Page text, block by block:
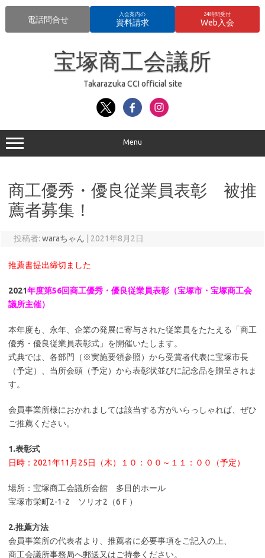
電話問合せ
入会案内の
資料請求
24時間受付
Web入会
宝塚商工会議所
Takarazuka CCI official site
Menu
商工優秀・優良従業員表彰 被推
薦者募集！
投稿者: waraちゃん 2021年8月2日
推薦書提出締切ました
2021年度第56回商工優秀・優良従業員表彰（宝塚市・宝塚商工会
議所主催）
本年度も、永年、企業の発展に寄与された従業員をたたえる「商工
優秀・優良従業員表彰式」を開催いたします。
式典では、各部門（※実施要領参照）から受賞者代表に宝塚市長
（予定）、当所会頭（予定）から表彰状並びに記念品を贈呈されま
す。
会員事業所様におかれましては該当する方がいらっしゃれば、ぜひ
ご推薦ください。
1.表彰式
日時：2021年11月25日（木）１０：００～１１：００（予定）
場所：宝塚商工会議所会館 多目的ホール
宝塚市栄町2-1-2 ソリオ2（6Ｆ）
2.推薦方法
会員事業所の代表者より、推薦者に必要事項をご記入の上、
商工会議所事務局へ郵送又はご持参ください。